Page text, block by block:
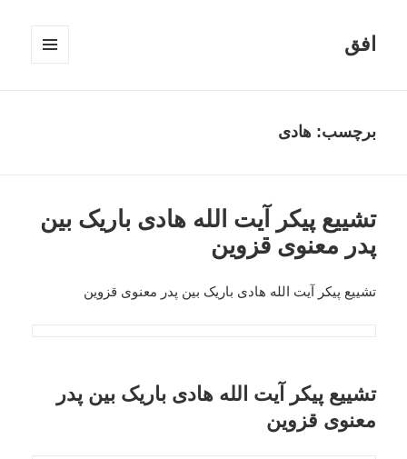
افق
برچسب: هادی
تشییع پیکر آیت الله هادی باریک بین
پدر معنوی قزوین
تشییع پیکر آیت الله هادی باریک بین پدر معنوی قزوین
تشییع پیکر آیت الله هادی باریک بین پدر
معنوی قزوین